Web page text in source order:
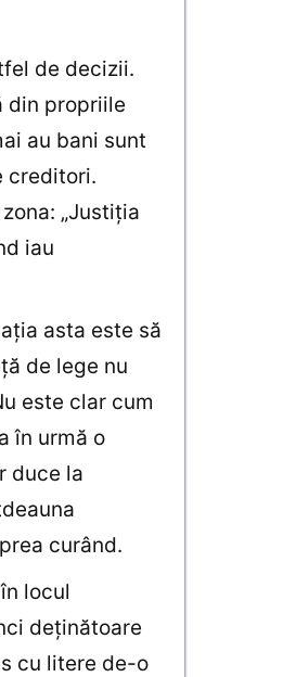
de decizii.
din propriile
au bani sunt
creditori.
„Justiţia
iau
asta este să
de lege nu
este clar cum
în urmă o
duce la
curând.
locul
deţinătoare
cu litere de-o